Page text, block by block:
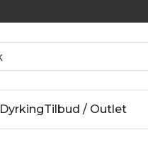
DyrkingTilbud / Outlet